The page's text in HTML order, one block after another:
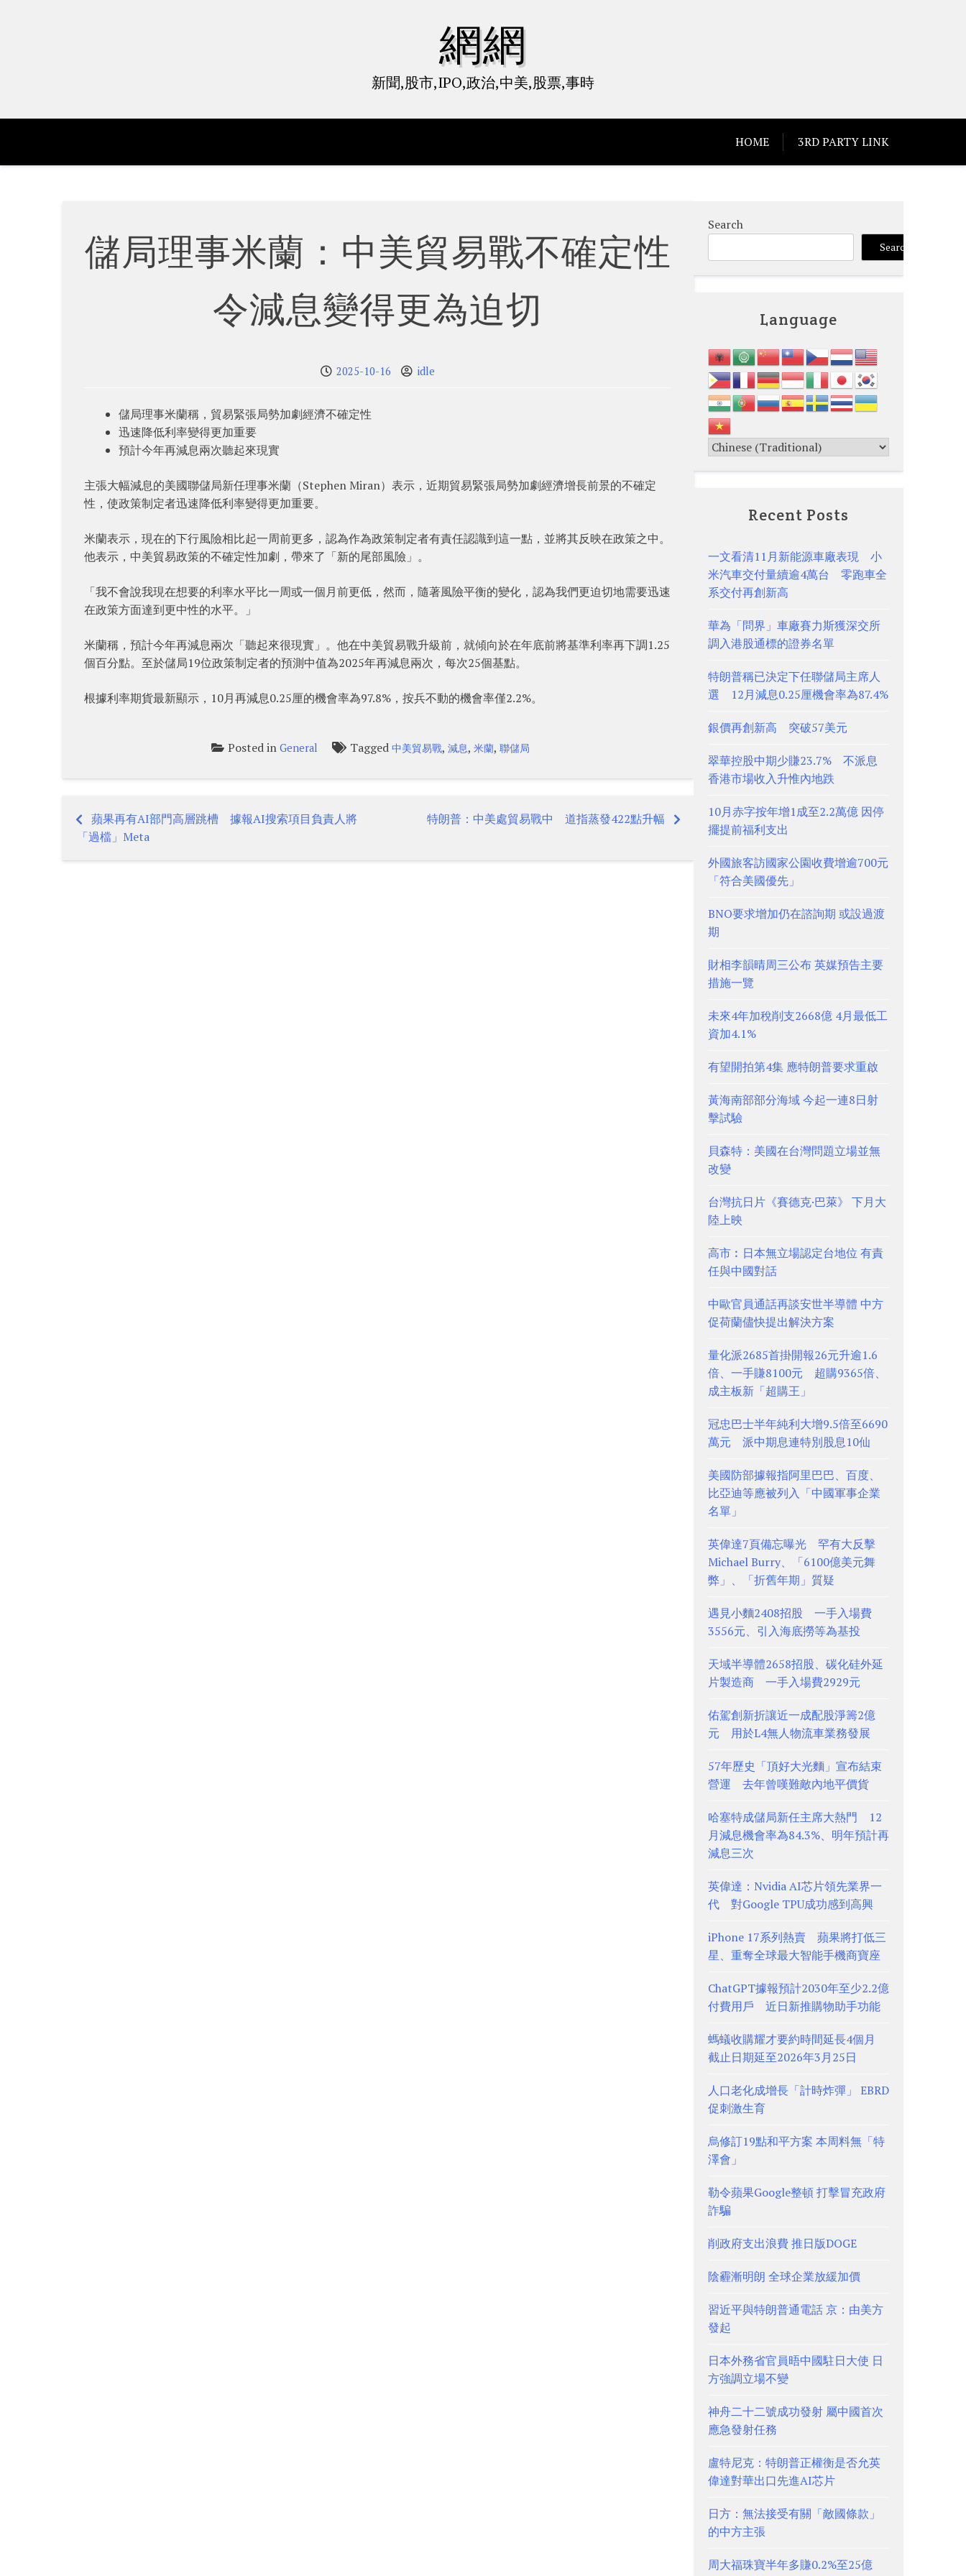
網網
新聞,股市,IPO,政治,中美,股票,事時
HOME 3RD PARTY LINK
儲局理事米蘭：中美貿易戰不確定性
令減息變得更為迫切
2025-10-16 idle
儲局理事米蘭稱，貿易緊張局勢加劇經濟不確定性
迅速降低利率變得更加重要
預計今年再減息兩次聽起來現實
主張大幅減息的美國聯儲局新任理事米蘭（Stephen Miran）表示，近期貿易緊張局勢加劇經濟增長前景的不確定
性，使政策制定者迅速降低利率變得更加重要。
米蘭表示，現在的下行風險相比起一周前更多，認為作為政策制定者有責任認識到這一點，並將其反映在政策之中。
他表示，中美貿易政策的不確定性加劇，帶來了「新的尾部風險」。
「我不會說我現在想要的利率水平比一周或一個月前更低，然而，隨著風險平衡的變化，認為我們更迫切地需要迅速
在政策方面達到更中性的水平。」
米蘭稱，預計今年再減息兩次「聽起來很現實」。他在中美貿易戰升級前，就傾向於在年底前將基準利率再下調1.25
個百分點。至於儲局19位政策制定者的預測中值為2025年再減息兩次，每次25個基點。
根據利率期貨最新顯示，10月再減息0.25厘的機會率為97.8%，按兵不動的機會率僅2.2%。
Posted inGeneral Tagged中美貿易戰,減息,米蘭,聯儲局
Post
navigation
蘋果再有AI部門高層跳槽 據報AI搜索項目負責人將
「過檔」Meta
特朗普：中美處貿易戰中 道指蒸發422點升幅
Search
Search
Language
Recent Posts
一文看清11月新能源車廠表現 小
米汽車交付量續逾4萬台 零跑車全
系交付再創新高
華為「問界」車廠賽力斯獲深交所
調入港股通標的證券名單
特朗普稱已決定下任聯儲局主席人
選 12月減息0.25厘機會率為87.4%
銀價再創新高 突破57美元
翠華控股中期少賺23.7% 不派息
香港市場收入升惟內地跌
10月赤字按年增1成至2.2萬億 因停
擺提前福利支出
外國旅客訪國家公園收費增逾700元
「符合美國優先」
BNO要求增加仍在諮詢期 或設過渡
期
財相李韻晴周三公布 英媒預告主要
措施一覽
未來4年加稅削支2668億 4月最低工
資加4.1%
有望開拍第4集 應特朗普要求重啟
黃海南部部分海域 今起一連8日射
擊試驗
貝森特：美國在台灣問題立場並無
改變
台灣抗日片《賽德克·巴萊》 下月大
陸上映
高市︰日本無立場認定台地位 有責
任與中國對話
中歐官員通話再談安世半導體 中方
促荷蘭儘快提出解決方案
量化派2685首掛開報26元升逾1.6
倍、一手賺8100元 超購9365倍、
成主板新「超購王」
冠忠巴士半年純利大增9.5倍至6690
萬元 派中期息連特別股息10仙
美國防部據報指阿里巴巴、百度、
比亞迪等應被列入「中國軍事企業
名單」
英偉達7頁備忘曝光 罕有大反擊
Michael Burry、「6100億美元舞
弊」、「折舊年期」質疑
遇見小麵2408招股 一手入場費
3556元、引入海底撈等為基投
天域半導體2658招股、碳化硅外延
片製造商 一手入場費2929元
佑駕創新折讓近一成配股淨籌2億
元 用於L4無人物流車業務發展
57年歷史「頂好大光麵」宣布結束
營運 去年曾嘆難敵內地平價貨
哈塞特成儲局新任主席大熱門 12
月減息機會率為84.3%、明年預計再
減息三次
英偉達：Nvidia AI芯片領先業界一
代 對Google TPU成功感到高興
iPhone 17系列熱賣 蘋果將打低三
星、重奪全球最大智能手機商寶座
ChatGPT據報預計2030年至少2.2億
付費用戶 近日新推購物助手功能
螞蟻收購耀才要約時間延長4個月
截止日期延至2026年3月25日
人口老化成增長「計時炸彈」 EBRD
促刺激生育
烏修訂19點和平方案 本周料無「特
澤會」
勒令蘋果Google整頓 打擊冒充政府
詐騙
削政府支出浪費 推日版DOGE
陰霾漸明朗 全球企業放緩加價
習近平與特朗普通電話 京：由美方
發起
日本外務省官員晤中國駐日大使 日
方強調立場不變
神舟二十二號成功發射 屬中國首次
應急發射任務
盧特尼克：特朗普正權衡是否允英
偉達對華出口先進AI芯片
日方：無法接受有關「敵國條款」
的中方主張
周大福珠寶半年多賺0.2%至25億